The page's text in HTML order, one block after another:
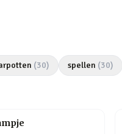
(30) spellen (30)